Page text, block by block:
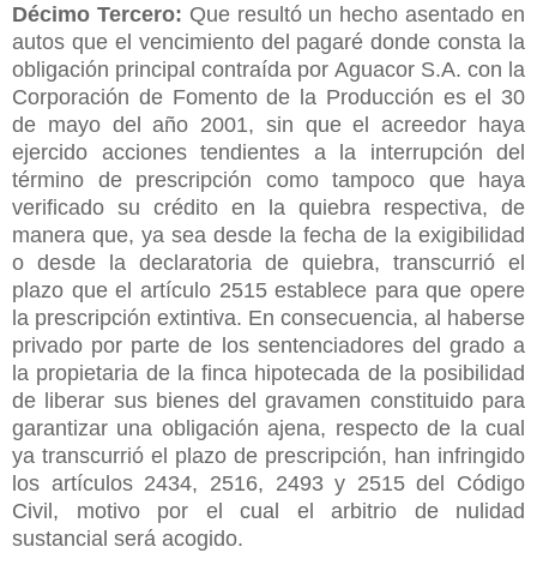
Décimo Tercero: Que resultó un hecho asentado en
autos que el vencimiento del pagaré donde consta la
obligación principal contraída por Aguacor S.A. con la
Corporación de Fomento de la Producción es el 30
de mayo del año 2001, sin que el acreedor haya
ejercido acciones tendientes a la interrupción del
término de prescripción como tampoco que haya
verificado su crédito en la quiebra respectiva, de
manera que, ya sea desde la fecha de la exigibilidad
o desde la declaratoria de quiebra, transcurrió el
plazo que el artículo 2515 establece para que opere
la prescripción extintiva. En consecuencia, al haberse
privado por parte de los sentenciadores del grado a
la propietaria de la finca hipotecada de la posibilidad
de liberar sus bienes del gravamen constituido para
garantizar una obligación ajena, respecto de la cual
ya transcurrió el plazo de prescripción, han infringido
los artículos 2434, 2516, 2493 y 2515 del Código
Civil, motivo por el cual el arbitrio de nulidad
sustancial será acogido.